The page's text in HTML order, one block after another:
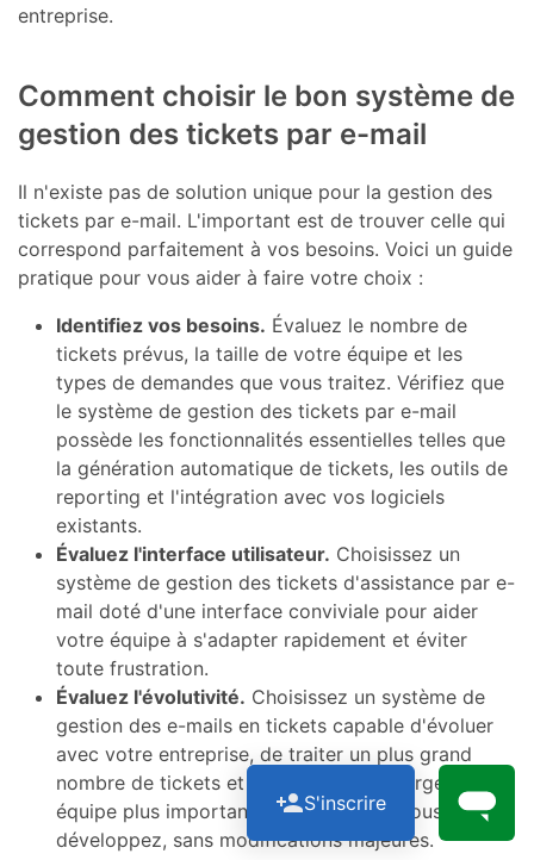
entreprise.
Comment choisir le bon système de
gestion des tickets par e-mail
Il n'existe pas de solution unique pour la gestion des
tickets par e-mail. L'important est de trouver celle qui
correspond parfaitement à vos besoins. Voici un guide
pratique pour vous aider à faire votre choix :
Identifiez vos besoins. Évaluez le nombre de
tickets prévus, la taille de votre équipe et les
types de demandes que vous traitez. Vérifiez que
le système de gestion des tickets par e-mail
possède les fonctionnalités essentielles telles que
la génération automatique de tickets, les outils de
reporting et l'intégration avec vos logiciels
existants.
Évaluez l'interface utilisateur. Choisissez un
système de gestion des tickets d'assistance par e-
mail doté d'une interface conviviale pour aider
votre équipe à s'adapter rapidement et éviter
toute frustration.
Évaluez l'évolutivité. Choisissez un système de
gestion des e-mails en tickets capable d'évoluer
avec votre entreprise, de traiter un plus grand
nombre de tickets et de prendre en charge une
équipe plus importante à mesure que vous vous
développez, sans modifications majeures.
S'inscrire